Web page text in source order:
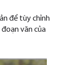
để tùy chỉnh
văn của